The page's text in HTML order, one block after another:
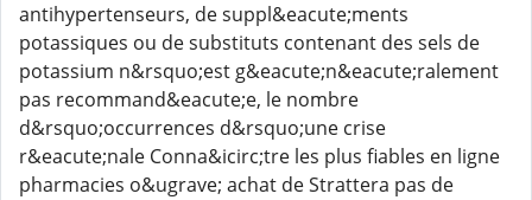
antihypertenseurs, de suppl&eacute;ments
potassiques ou de substituts contenant des sels de
potassium n&rsquo;est g&eacute;n&eacute;ralement
pas recommand&eacute;e, le nombre
d&rsquo;occurrences d&rsquo;une crise
r&eacute;nale Conna&icirc;tre les plus fiables en ligne
pharmacies o&ugrave; achat de Strattera pas de